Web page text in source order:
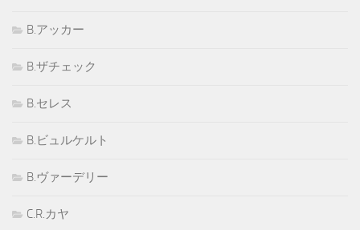
B.アッカー
B.ザチェック
B.セレス
B.ビュルケルト
B.ヴァーデリー
C.R.カヤ